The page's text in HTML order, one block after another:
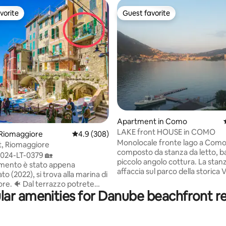
214 reviews
4.9 out of 5 average rating, 308 reviews
4.9 (308)
Riomaggiore
LT-0379 🏡
è stato appena
(2022), si trova alla marina di
potrete
l'aspetto pittoresco delle
arroccate che si
Guest favorite
Guest favorite
Apartment in Como
LAKE front HOUSE in COMO
Monolocale fronte lago a
composto da stanza da letto,
piccolo angolo cottura. La stanza si
affaccia sul parco della storica
solarium e vasca idromassaggio
riscaldata inclusa nel prezzo. Il centro
amenities for Danube beachfront